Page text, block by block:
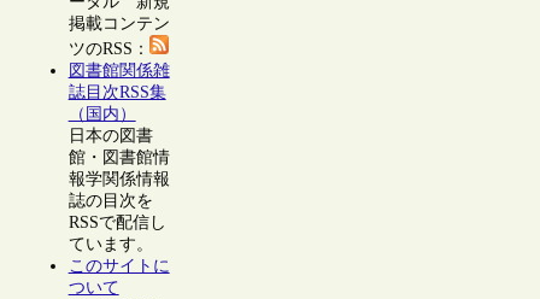
掲載コンテン
ツのRSS：
図書館関係雑
誌目次RSS集
（国内）
日本の図書
館・図書館情
報学関係情報
誌の目次を
RSSで配信し
ています。
このサイトに
ついて